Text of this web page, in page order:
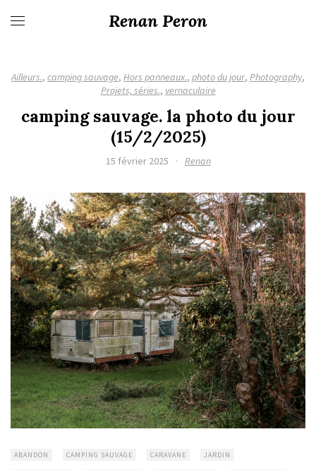
Renan Peron
Ailleurs., camping sauvage, Hors panneaux., photo du jour, Photography,
Projets, séries., vernaculaire
camping sauvage. la photo du jour
(15/2/2025)
15 février 2025 · Renan
ABANDON CAMPING SAUVAGE CARAVANE JARDIN